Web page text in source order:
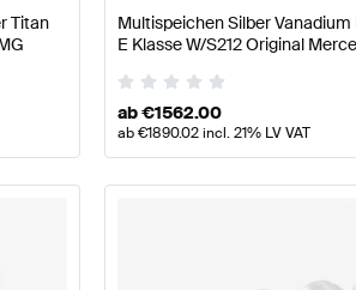
Titan
Multispeichen Silber Vanadium
E Klasse W/S212 Original
ab€1562.00
ab€1890.02incl. 21% LV VAT